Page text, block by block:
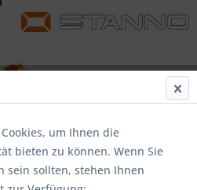
um Ihnen die
bieten zu können. Wenn Sie
sein sollten, stehen Ihnen